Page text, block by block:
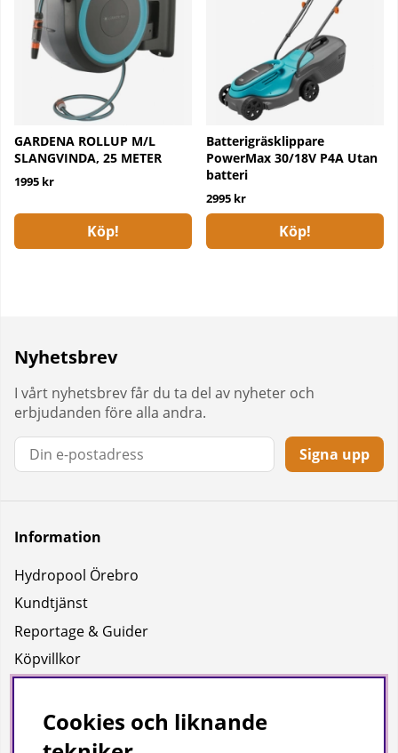
GARDENA ROLLUP M/L
SLANGVINDA, 25 METER
1995 kr
Köp!
Batterigräsklippare
PowerMax 30/18V P4A Utan
batteri
2995 kr
Köp!
Nyhetsbrev
I vårt nyhetsbrev får du ta del av nyheter och
erbjudanden före alla andra.
Signa upp
Information
Hydropool Örebro
Kundtjänst
Reportage & Guider
Köpvillkor
Uppgifter för leverans
Cookies och liknande